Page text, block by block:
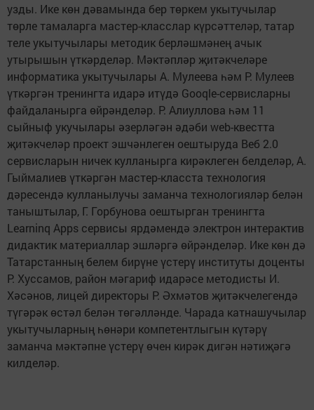
узды. Ике көн дәвамында бер төркем укытучылар
төрле тамаларга мастер-класслар күрсәттеләр, татар
теле укытучылары методик берләшмәнең ачык
утырышын үткәрделәр. Мәктәпләр җитәкчеләре
информатика укытучылары А. Мулеева һәм Р. Мулеев
үткәргән тренингта идарә итүдә Gooqle-сервисларны
файдаланырга өйрәнделәр. Р. Алиуллова һәм 11
сыйныф укучылары әзерләгән әдәби web-квестта
җитәкчеләр проект эшчәнлеген оештыруда Веб 2.0
сервисларын ничек кулланырга кирәклеген белделәр, А.
Гыймалиев үткәргән мастер-класста технология
дәресендә кулланылучы заманча технологияләр белән
таныштылар, Г. Горбунова оештырган тренингта
Learninq Apps сервисы ярдәмендә электрон интерактив
дидактик материаллар эшләргә өйрәнделәр. Ике көн дә
Татарстанның белем бирүне үстерү институты доценты
Р. Хуссамов, район мәгариф идарәсе методисты И.
Хәсәнов, лицей директоры Р. Әхмәтов җитәкчелегендә
түгәрәк өстәл белән төгәлләнде. Чарада катнашучылар
укытучыларның һөнәри компетентлыгын күтәрү
заманча мәктәпне үстерү өчен кирәк дигән нәтиҗәгә
килделәр.